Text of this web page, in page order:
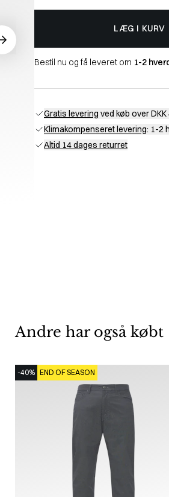
LÆG I KURV
Bestil nu og få leveret om 1-2
Gratis levering ved køb over DKK
Klimakompenseret levering: 1-2
Altid 14 dages returret
Andre har også købt
-40% END OF SEASON